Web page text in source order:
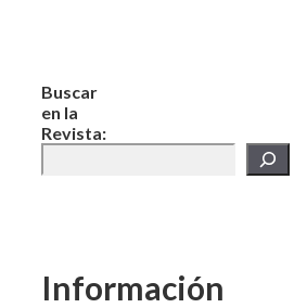
Buscar
en la
Revista:
Información